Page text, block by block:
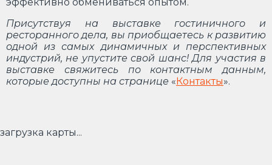
Присутствуя на выставке гостиничного и
ресторанного дела, вы приобщаетесь к развитию
одной из самых динамичных и перспективных
индустрий, не упустите свой шанс! Для участия в
выставке свяжитесь по контактным данным,
которые доступны на странице «Контакты».
загрузка карты...